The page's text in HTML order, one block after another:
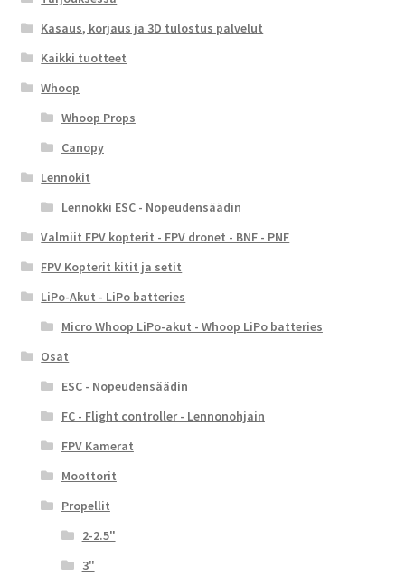
Kasaus, korjaus ja 3D tulostus palvelut
Kaikki tuotteet
Whoop
Whoop Props
Canopy
Lennokit
Lennokki ESC - Nopeudensäädin
Valmiit FPV kopterit - FPV dronet - BNF - PNF
FPV Kopterit kitit ja setit
LiPo-Akut - LiPo batteries
Micro Whoop LiPo-akut - Whoop LiPo batteries
Osat
ESC - Nopeudensäädin
FC - Flight controller - Lennonohjain
FPV Kamerat
Moottorit
Propellit
2-2.5"
3"